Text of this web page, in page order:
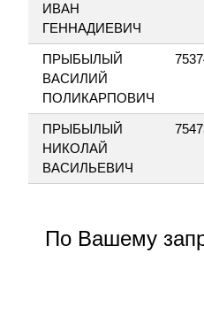
ИВАН
ГЕННАДИЕВИЧ
ПРЫБЫЛЫЙ
ВАСИЛИЙ
ПОЛИКАРПОВИЧ
ПРЫБЫЛЫЙ
НИКОЛАЙ
ВАСИЛЬЕВИЧ
По Вашему